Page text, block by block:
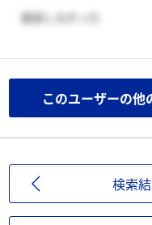
面談しなかった
このユーザーの他
検索